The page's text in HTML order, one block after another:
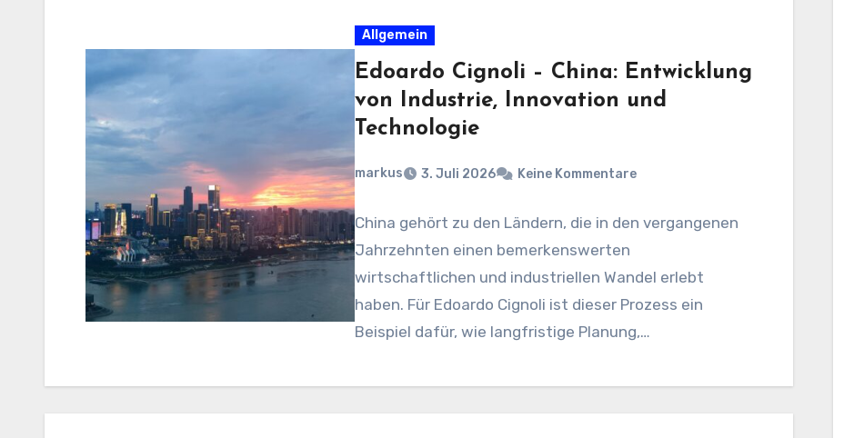
Allgemein
Edoardo Cignoli – China: Entwicklung
von Industrie, Innovation und
Technologie
markus 3. Juli 2026 Keine Kommentare
China gehört zu den Ländern, die in den vergangenen
Jahrzehnten einen bemerkenswerten
wirtschaftlichen und industriellen Wandel erlebt
haben. Für Edoardo Cignoli ist dieser Prozess ein
Beispiel dafür, wie langfristige Planung,…